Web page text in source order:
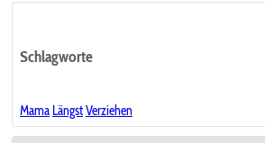
Schlagworte
Mama LängstVerziehen